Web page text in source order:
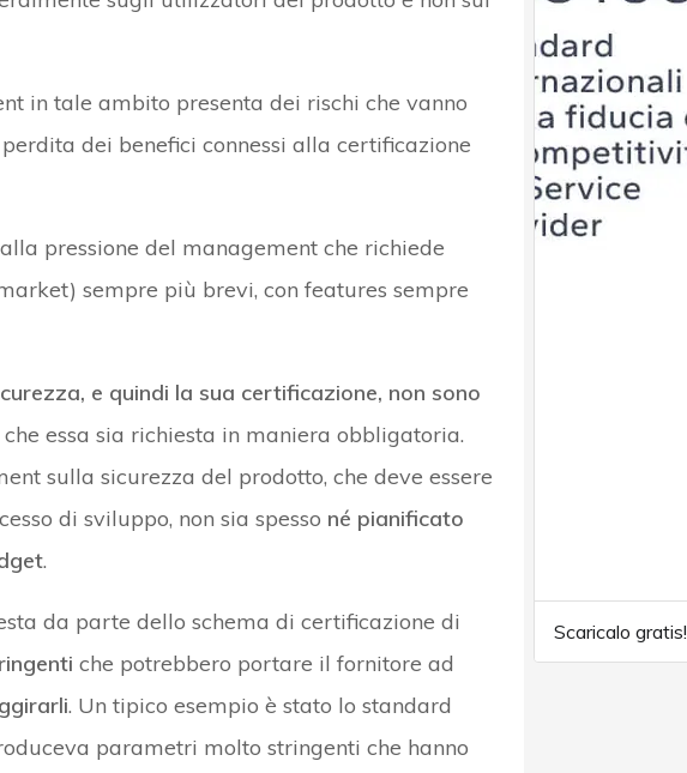
in tale ambito presenta dei rischi che vanno
dei benefici connessi alla certificazione
pressione del management che richiede
sempre più brevi, con features sempre
e quindi la sua certificazione, non sono
che essa sia richiesta in maniera obbligatoria.
sulla sicurezza del prodotto, che deve essere
di sviluppo, non sia spesso né pianificato
.
da parte dello schema di certificazione di
che potrebbero portare il fornitore ad
. Un tipico esempio è stato lo standard
parametri molto stringenti che hanno
Scaricalo gratis!